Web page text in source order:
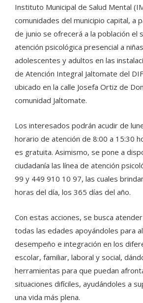
Instituto Municipal de Salud Mental
comunidades del municipio capital, a
de junio se ofrecerá a la población el
atención psicológica presencial a
adolescentes y adultos en las
de Atención Integral Jaltomate del
ubicado en la calle Josefa Ortiz de
comunidad Jaltomate.
Los interesados podrán acudir de
horario de atención de 8:00 a 15:30
es gratuita. Asimismo, se pone a
ciudadanía las línea de atención
99 y 449 910 10 97, las cuales
horas del día, los 365 días del año.
Con estas acciones, se busca
todas las edades apoyándoles para
desempeño e integración en los
escolar, familiar, laboral y social,
herramientas para que puedan
situaciones difíciles, ayudándoles a
una vida más plena.